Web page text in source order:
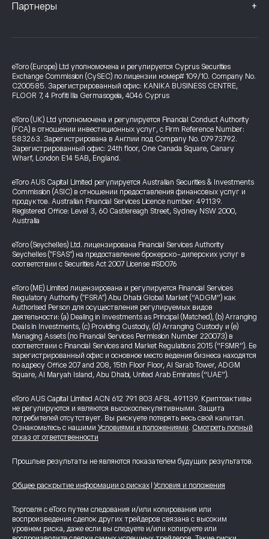
Партнеры +
eToro (Europe) Ltd уполномочена и регулируется Cyprus Securities
Exchange Commission (CySEC) по лицензии номер# 109/10. Company No.
C200585. Зарегистрированный офис: KANIKA BUSINESS CENTRE,
FLOOR 7, 4 Profiti Ilia Germasogeia, 4046 Cyprus
eToro (UK) Ltd уполномочена и регулируется Financial Conduct Authority
(FCA) в отношении инвестиционных услуг, с Firm Reference Number:
583263. Зарегистрирована в Англии под Company No. 07973792.
Зарегистрированный офис: 24th floor, One Canada Square, Canary
Wharf, London E14 5AB, England.
eToro AUS Capital Limited регулируется Australian Securities & Investments
Commission (ASIC) в отношении предоставления финансовых услуг и
продуктов. Australian Financial Services Licence number: 491139.
Registered Office: Level 3, 60 Castlereagh Street, Sydney NSW 2000,
Australia
eToro (Seychelles) Ltd. лицензирована Financial Services Authority
Seychelles ("FSAS") на предоставление брокерско-дилерских услуг в
соответствии с Securities Act 2007 License #SD076
eToro (ME) Limited лицензирована и регулируется Financial Services
Regulatory Authority ("FSRA") Abu Dhabi Global Market (“ADGM”) как
Authorised Person для осуществления регулируемых видов
деятельности: (a) Dealing in Investments as Principal (Matched), (b) Arranging
Deals in Investments, (c) Providing Custody, (d) Arranging Custody и (e)
Managing Assets (по Financial Services Permission Number 220073) в
соответствии с Financial Services and Market Regulations 2015 (“FSMR”). Ее
зарегистрированный офис и основное место ведения бизнеса находятся
по адресу Office 207 and 208, 15th Floor Floor, Al Sarab Tower, ADGM
Square, Al Maryah Island, Abu Dhabi, United Arab Emirates (“UAE”).
eToro AUS Capital Limited ACN 612 791 803 AFSL 491139. Криптоактивы
не регулируются и являются высокоспекулятивными. Защита
потребителей отсутствует. Вы рискуете потерять весь свой капитал.
Ознакомьтесь с нашими Условиями и положениями. Смотреть полный
отказ от ответственности
Прошлые результаты не являются показателем будущих результатов.
Общее раскрытие информации о рисках Условия и положения
Торговля с eToro путем следования и/или копирования или
воспроизведения сделок других трейдеров связана с высоким
уровнем риска, даже если вы следуете и/или копируете или